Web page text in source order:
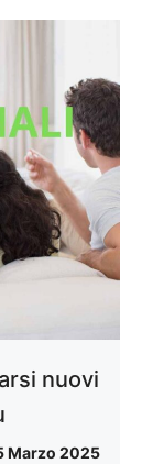
nuovi
Marzo 2025